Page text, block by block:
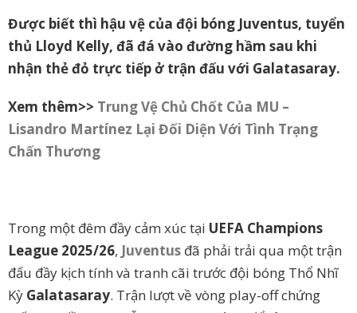
Được biết thì hậu vệ của đội bóng Juventus, tuyển
thủ Lloyd Kelly, đã đá vào đường hầm sau khi
nhận thẻ đỏ trực tiếp ở trận đấu với Galatasaray.
Xem thêm>> Trung Vệ Chủ Chốt Của MU –
Lisandro Martínez Lại Đối Diện Với Tình Trạng
Chấn Thương
Trong một đêm đầy cảm xúc tại UEFA Champions
League 2025/26, Juventus đã phải trải qua một trận
đấu đầy kịch tính và tranh cãi trước đội bóng Thổ Nhĩ
Kỳ Galatasaray. Trận lượt về vòng play-off chứng